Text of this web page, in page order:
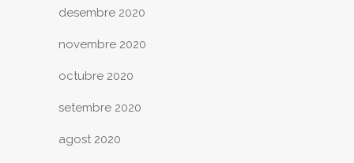
desembre 2020
novembre 2020
octubre 2020
setembre 2020
agost 2020